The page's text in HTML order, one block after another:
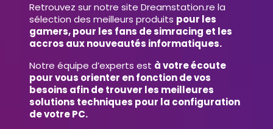
Retrouvez sur notre site Dreamstation.re la
sélection des meilleurs produits pour les
gamers, pour les fans de simracing et les
accros aux nouveautés informatiques.
Notre équipe d’experts est à votre écoute
pour vous orienter en fonction de vos
besoins afin de trouver les meilleures
solutions techniques pour la configuration
de votre PC.